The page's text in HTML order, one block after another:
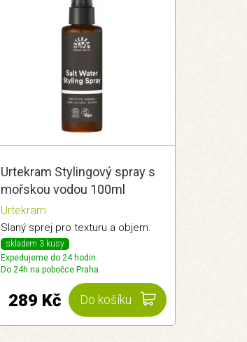
Urtekram Stylingový spray s
mořskou vodou 100ml
Urtekram
Slaný sprej pro texturu a objem.
skladem 3 kusy
Expedujeme do 24 hodin.
Do 24h na pobočce Praha.
Do košíku
289 Kč